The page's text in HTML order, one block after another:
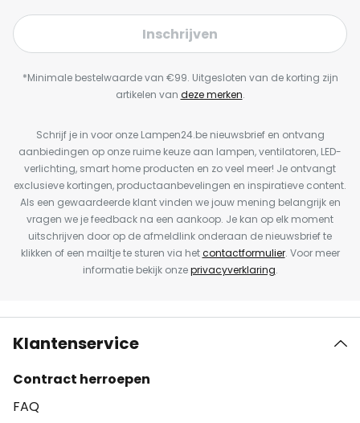
Inschrijven
*Minimale bestelwaarde van €99. Uitgesloten van de korting zijn
artikelen van deze merken.
Schrijf je in voor onze Lampen24.be nieuwsbrief en ontvang
aanbiedingen op onze ruime keuze aan lampen, ventilatoren, LED-
verlichting, smart home producten en zo veel meer! Je ontvangt
exclusieve kortingen, productaanbevelingen en inspiratieve content.
Als een gewaardeerde klant vinden we jouw mening belangrijk en
vragen we je feedback na een aankoop. Je kan op elk moment
uitschrijven door op de afmeldlink onderaan de nieuwsbrief te
klikken of een mailtje te sturen via hetcontactformulier. Voor meer
informatie bekijk onzeprivacyverklaring.
Klantenservice
Contract herroepen
FAQ